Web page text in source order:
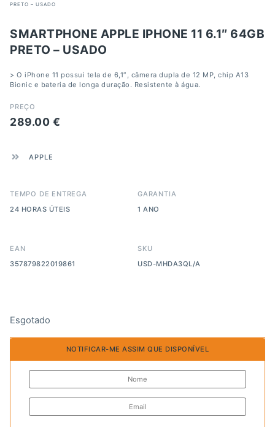
PRETO – USADO
SMARTPHONE APPLE IPHONE 11 6.1″ 64GB
PRETO – USADO
> O iPhone 11 possui tela de 6,1″, câmera dupla de 12 MP, chip A13
Bionic e bateria de longa duração. Resistente à água.
PREÇO
289.00 €
APPLE
TEMPO DE ENTREGA
24 HORAS ÚTEIS
GARANTIA
1 ANO
EAN
357879822019861
SKU
USD-MHDA3QL/A
Esgotado
NOTIFICAR-ME ASSIM QUE DISPONÍVEL